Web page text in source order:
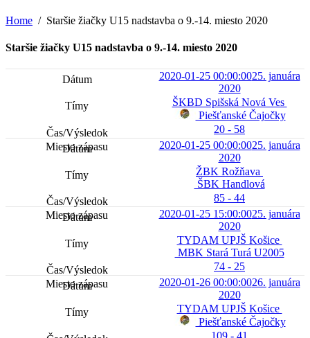
Home Staršie žiačky U15 nadstavba o 9.-14. miesto 2020
Staršie žiačky U15 nadstavba o 9.-14. miesto 2020
2020-01-25 00:00:0025. januára
2020
ŠKBD Spišská Nová Ves
Piešťanské Čajočky
20 - 58
2020-01-25 00:00:0025. januára
2020
ŽBK Rožňava
ŠBK Handlová
85 - 44
2020-01-25 15:00:0025. januára
2020
TYDAM UPJŠ Košice
MBK Stará Turá U2005
74 - 25
2020-01-26 00:00:0026. januára
2020
TYDAM UPJŠ Košice
Piešťanské Čajočky